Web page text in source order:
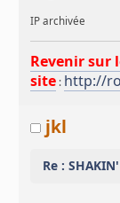
IP archivée
Revenir sur
site : http://
jkl
Re : SHAKIN'